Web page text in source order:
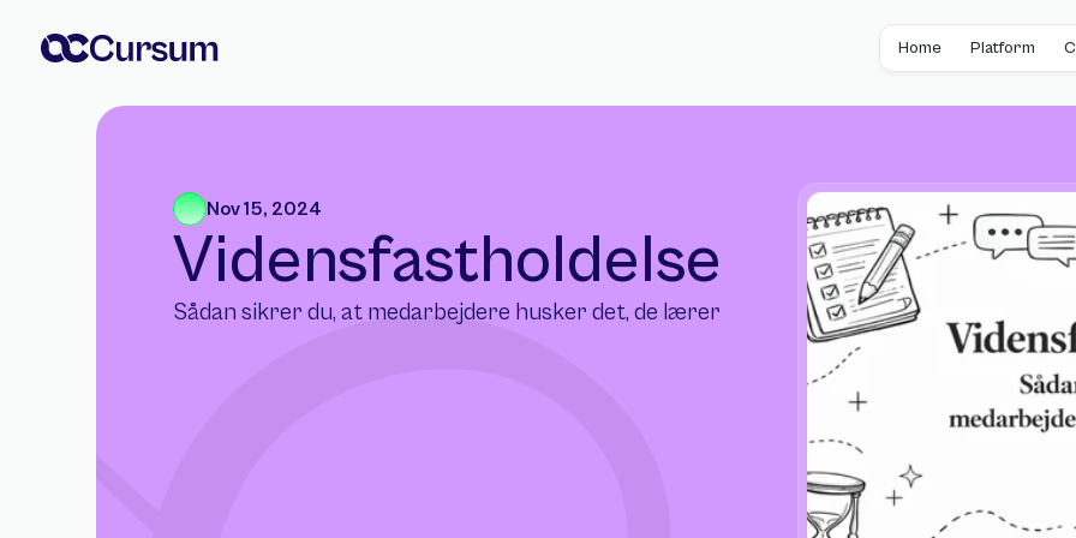
Nov 15, 2024
Vidensfastholdelse
Sådan sikrer du, at medarbejdere husker det, de lærer
Home Platform